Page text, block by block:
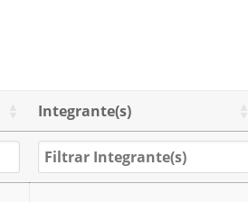
Integrante(s)